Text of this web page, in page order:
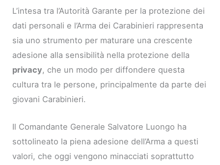
L’intesa tra l’Autorità Garante per la protezione dei
dati personali e l’Arma dei Carabinieri rappresenta
sia uno strumento per maturare una crescente
adesione alla sensibilità nella protezione della
privacy, che un modo per diffondere questa
cultura tra le persone, principalmente da parte dei
giovani Carabinieri.
Il Comandante Generale Salvatore Luongo ha
sottolineato la piena adesione dell’Arma a questi
valori, che oggi vengono minacciati soprattutto